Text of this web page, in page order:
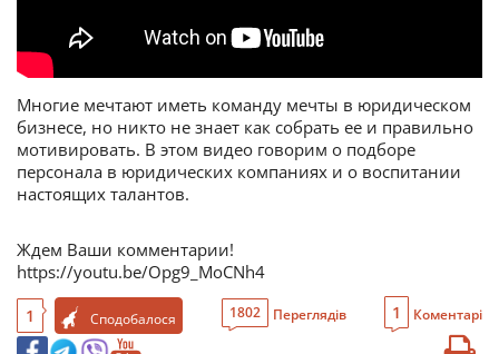
Многие мечтают иметь команду мечты в юридическом
бизнесе, но никто не знает как собрать ее и правильно
мотивировать. В этом видео говорим о подборе
персонала в юридических компаниях и о воспитании
настоящих талантов.
Ждем Ваши комментарии!
https://youtu.be/Opg9_MoCNh4
1 Сподобалося 1802 Переглядів 1 Коментарі